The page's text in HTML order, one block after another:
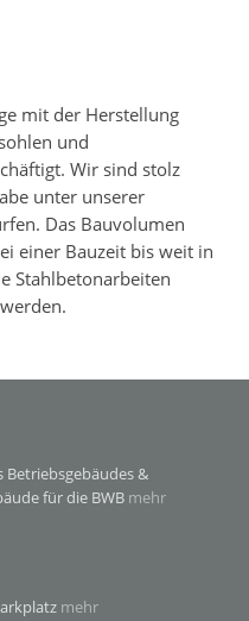
mit der Herstellung
und
Wir sind stolz
unter unserer
Das Bauvolumen
einer Bauzeit bis weit in
Stahlbetonarbeiten
Betriebsgebäudes &
für die BWB mehr
mehr